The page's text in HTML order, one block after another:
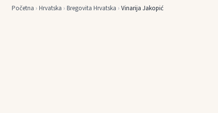
Početna › Hrvatska › Bregovita Hrvatska › Vinarija Jakopić